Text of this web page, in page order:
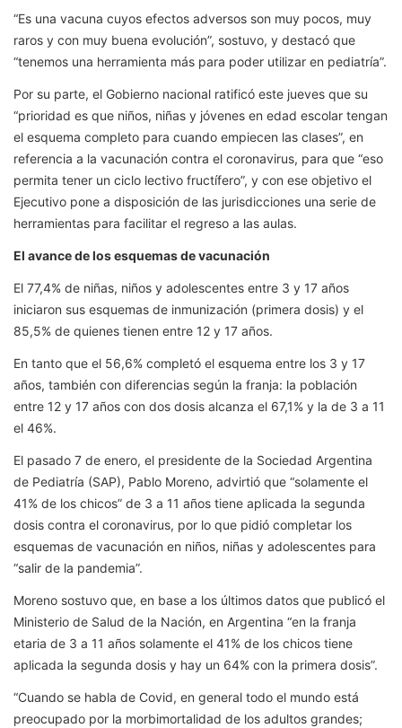
“Es una vacuna cuyos efectos adversos son muy pocos, muy
raros y con muy buena evolución”, sostuvo, y destacó que
“tenemos una herramienta más para poder utilizar en pediatría”.
Por su parte, el Gobierno nacional ratificó este jueves que su
“prioridad es que niños, niñas y jóvenes en edad escolar tengan
el esquema completo para cuando empiecen las clases”, en
referencia a la vacunación contra el coronavirus, para que “eso
permita tener un ciclo lectivo fructífero”, y con ese objetivo el
Ejecutivo pone a disposición de las jurisdicciones una serie de
herramientas para facilitar el regreso a las aulas.
El avance de los esquemas de vacunación
El 77,4% de niñas, niños y adolescentes entre 3 y 17 años
iniciaron sus esquemas de inmunización (primera dosis) y el
85,5% de quienes tienen entre 12 y 17 años.
En tanto que el 56,6% completó el esquema entre los 3 y 17
años, también con diferencias según la franja: la población
entre 12 y 17 años con dos dosis alcanza el 67,1% y la de 3 a 11
el 46%.
El pasado 7 de enero, el presidente de la Sociedad Argentina
de Pediatría (SAP), Pablo Moreno, advirtió que “solamente el
41% de los chicos” de 3 a 11 años tiene aplicada la segunda
dosis contra el coronavirus, por lo que pidió completar los
esquemas de vacunación en niños, niñas y adolescentes para
“salir de la pandemia”.
Moreno sostuvo que, en base a los últimos datos que publicó el
Ministerio de Salud de la Nación, en Argentina “en la franja
etaria de 3 a 11 años solamente el 41% de los chicos tiene
aplicada la segunda dosis y hay un 64% con la primera dosis”.
“Cuando se habla de Covid, en general todo el mundo está
preocupado por la morbimortalidad de los adultos grandes;